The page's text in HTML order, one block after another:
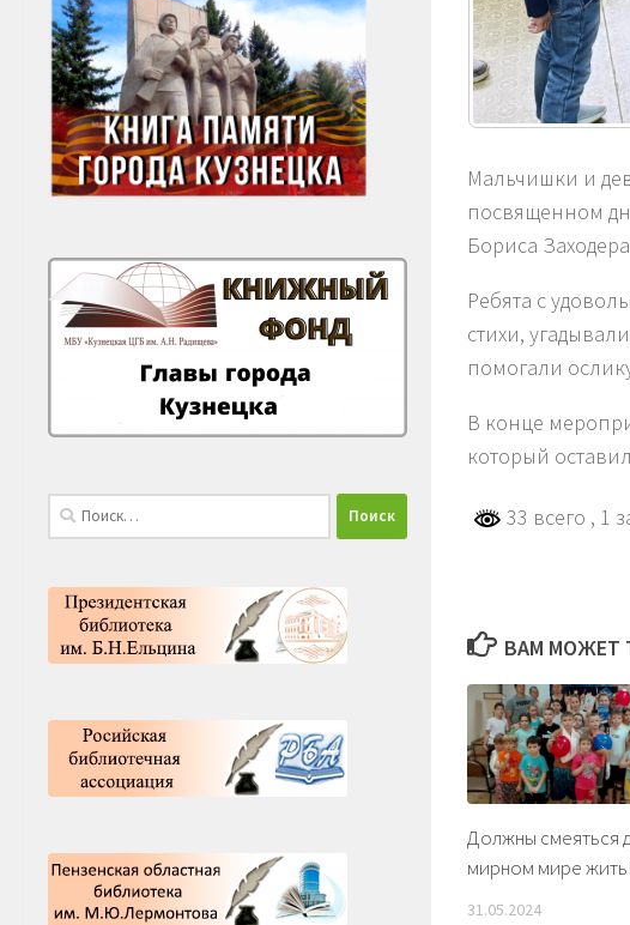
Мальчишки и
посвященном
Бориса
Ребята с
стихи,
помогали
В конце
который
33 всего , 1
ВАМ МОЖЕТ
Должны смеяться
мирном мире жить!
31.05.2024
Найти: